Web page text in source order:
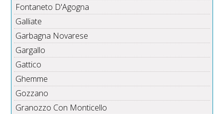
Fontaneto D'Agogna
Galliate
Garbagna Novarese
Gargallo
Gattico
Ghemme
Gozzano
Granozzo Con Monticello